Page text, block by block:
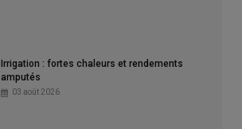
Irrigation : fortes chaleurs et rendements
amputés
03 août 2026